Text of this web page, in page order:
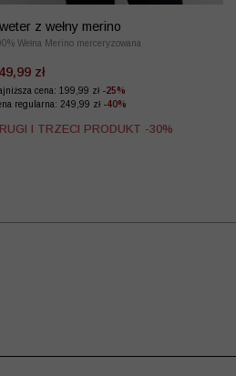
z wełny merino
Wełna Merino merceryzowana
zł
cena: 199,99 zł -25%
regularna: 249,99 zł -40%
I TRZECI PRODUKT -30%